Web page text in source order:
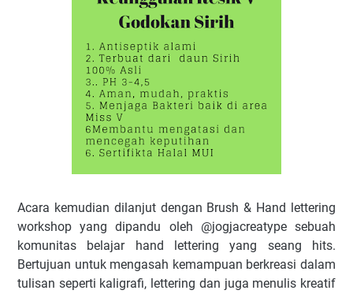
Acara kemudian dilanjut dengan Brush & Hand lettering
workshop yang dipandu oleh @jogjacreatype sebuah
komunitas belajar hand lettering yang seang hits.
Bertujuan untuk mengasah kemampuan berkreasi dalam
tulisan seperti kaligrafi, lettering dan juga menulis kreatif